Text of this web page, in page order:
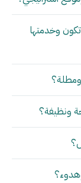
وخدمتها
ومطلة؟
ونظيفة؟